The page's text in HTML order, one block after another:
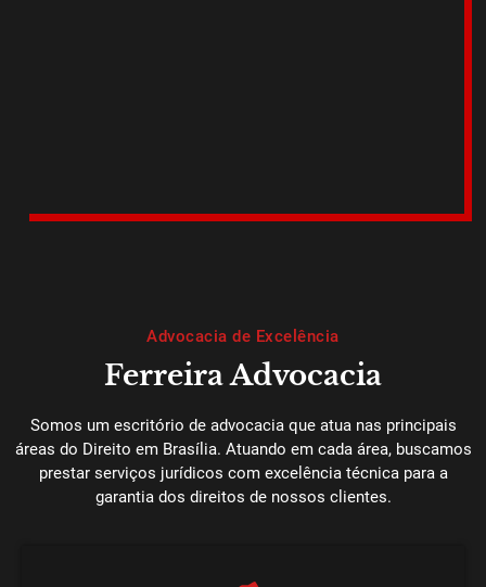
Advocacia de Excelência
Ferreira Advocacia
Somos um escritório de advocacia que atua nas principais
áreas do Direito em Brasília. Atuando em cada área, buscamos
prestar serviços jurídicos com excelência técnica para a
garantia dos direitos de nossos clientes.